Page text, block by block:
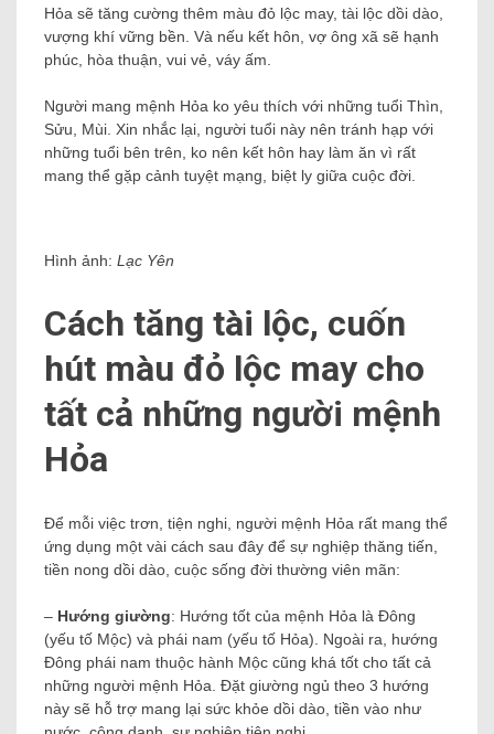
Hỏa sẽ tăng cường thêm màu đỏ lộc may, tài lộc dồi dào,
vượng khí vững bền. Và nếu kết hôn, vợ ông xã sẽ hạnh
phúc, hòa thuận, vui vẻ, váy ấm.
Người mang mệnh Hỏa ko yêu thích với những tuổi Thìn,
Sửu, Mùi. Xin nhắc lại, người tuổi này nên tránh hạp với
những tuổi bên trên, ko nên kết hôn hay làm ăn vì rất
mang thể gặp cảnh tuyệt mạng, biệt ly giữa cuộc đời.
Hình ảnh: Lạc Yên
Cách tăng tài lộc, cuốn
hút màu đỏ lộc may cho
tất cả những người mệnh
Hỏa
Để mỗi việc trơn, tiện nghi, người mệnh Hỏa rất mang thể
ứng dụng một vài cách sau đây để sự nghiệp thăng tiến,
tiền nong dồi dào, cuộc sống đời thường viên mãn:
– Hướng giường: Hướng tốt của mệnh Hỏa là Đông
(yếu tố Mộc) và phái nam (yếu tố Hỏa). Ngoài ra, hướng
Đông phái nam thuộc hành Mộc cũng khá tốt cho tất cả
những người mệnh Hỏa. Đặt giường ngủ theo 3 hướng
này sẽ hỗ trợ mang lại sức khỏe dồi dào, tiền vào như